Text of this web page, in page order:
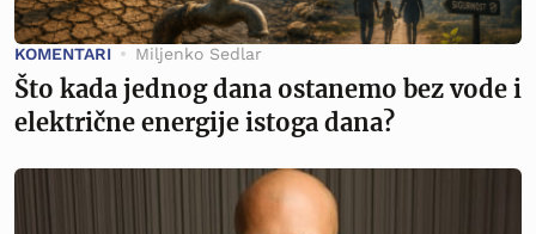
KOMENTARI Miljenko Sedlar
Što kada jednog dana ostanemo bez vode i
električne energije istoga dana?